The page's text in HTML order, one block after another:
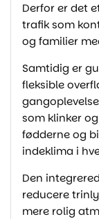
Derfor er det
trafik som
og familier
Samtidig er
fleksible
som klinker
fødderne og
indeklima i
Den
reducere
mere rolig